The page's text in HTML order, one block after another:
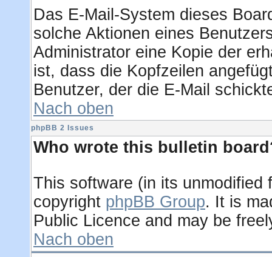
Das E-Mail-System dieses
solche Aktionen eines
Administrator eine Kopie der
ist, dass die Kopfzeilen
Benutzer, der die E-Mail
Nach oben
phpBB 2 Issues
Who wrote this bulletin
This software (in its unmodified
copyright phpBB Group. It is
Public Licence and may be
Nach oben